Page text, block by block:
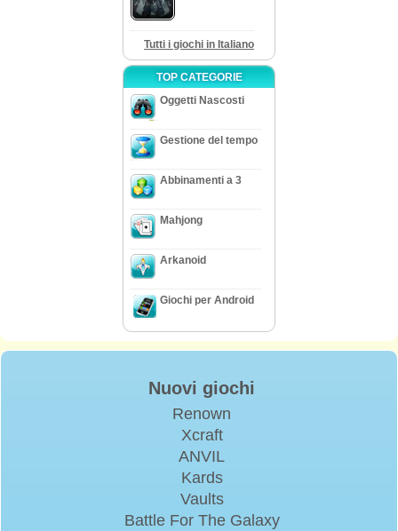
Tutti i giochi in Italiano
TOP CATEGORIE
Oggetti Nascosti
Gestione del tempo
Abbinamenti a 3
Mahjong
Arkanoid
Giochi per Android
Nuovi giochi
Renown
Xcraft
ANVIL
Kards
Vaults
Battle For The Galaxy